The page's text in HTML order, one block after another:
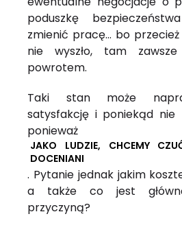
poduszkę
zmienić pracę… bo
nie wyszło, tam
powrotem.
Taki stan może
satysfakcję i poniekąd nie
ponieważ
JAKO LUDZIE, CHCEMY
DOCENIANI
. Pytanie jednak jakim
a także co jest
przyczyną?